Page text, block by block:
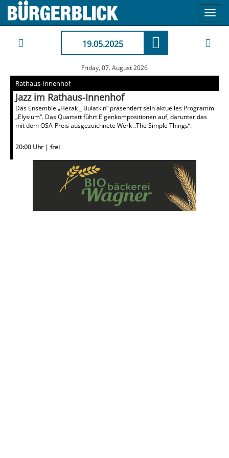
19.05.2025
Friday, 07. August 2026
Rathaus-Innenhof
Jazz im Rathaus-Innenhof
Das Ensemble „Herak _ Bulatkin“ präsentiert sein aktuelles Programm
„Elysium“. Das Quartett führt Eigenkompositionen auf, darunter das
mit dem OSA-Preis ausgezeichnete Werk „The Simple Things“.
20:00 Uhr | frei